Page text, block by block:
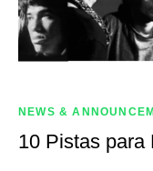
NEWS &
10 Pistas para